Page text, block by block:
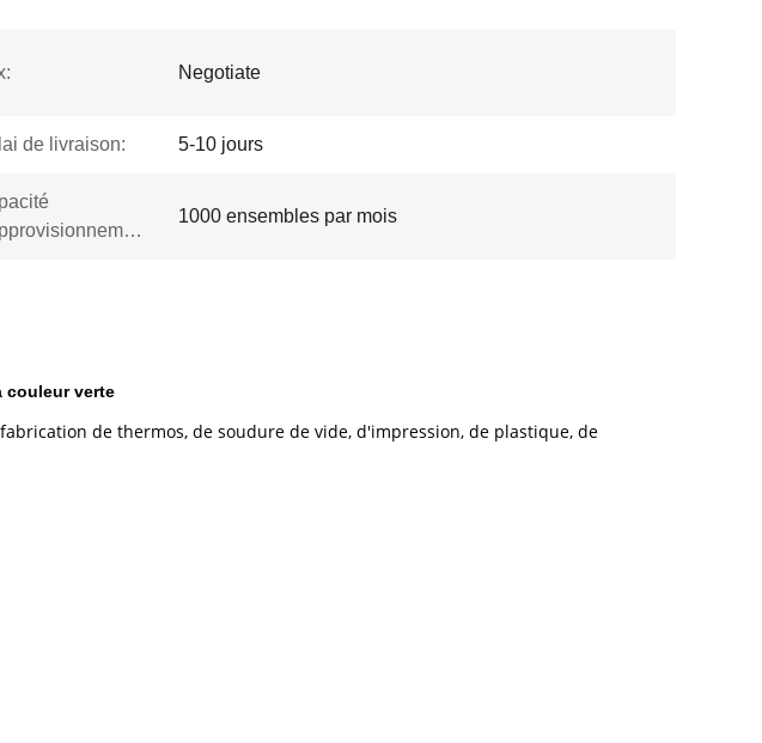
Negotiate
de livraison: 5-10 jours
d'approvisionnement:
1000 ensembles par mois
couleur verte
de thermos, de soudure de vide, d'impression, de plastique, de